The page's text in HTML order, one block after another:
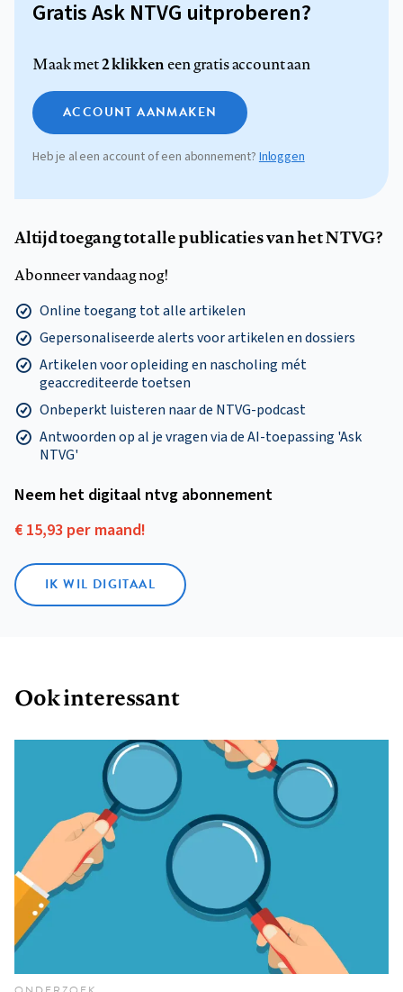
Gratis Ask NTVG uitproberen?
Maak met2 klikkeneen gratis account aan
ACCOUNT AANMAKEN
Heb je al een account of een abonnement? Inloggen
Altijd toegang tot alle publicaties van het NTVG?
Abonneer vandaag nog!
Online toegang tot alle artikelen
Gepersonaliseerde alerts voor artikelen en dossiers
Artikelen voor opleiding en nascholing mét
geaccrediteerde toetsen
Onbeperkt luisteren naar de NTVG-podcast
Antwoorden op al je vragen via de AI-toepassing 'Ask
NTVG'
Neem het digitaal ntvg abonnement
€ 15,93 per maand!
IK WIL DIGITAAL
Ook interessant